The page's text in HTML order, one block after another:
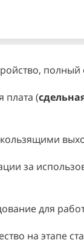
полный
плата (
за
для
на этапе